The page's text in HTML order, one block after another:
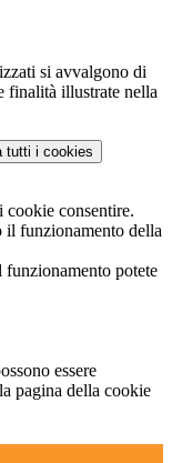
si avvalgono di
finalità illustrate nella
tutti i cookies
cookie consentire.
il funzionamento della
funzionamento potete
essere
pagina della cookie